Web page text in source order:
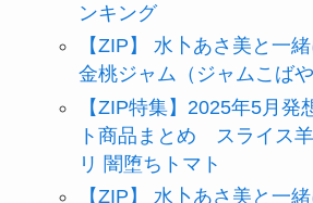
ンキング
【ZIP】 水卜あさ美と一
金桃ジャム（ジャムこば
【ZIP特集】2025年5月発
ト商品まとめ スライス
リ 闇堕ちトマト
【ZIP】 水卜あさ美と一